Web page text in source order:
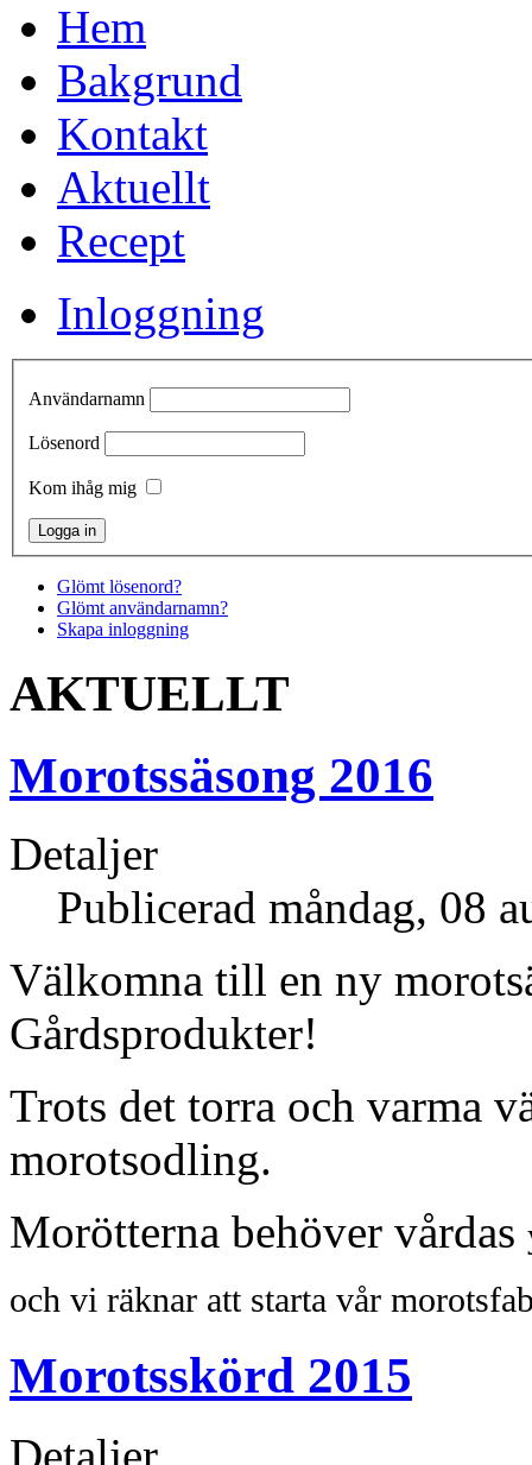
Hem
Bakgrund
Kontakt
Aktuellt
Recept
Inloggning
Användarnamn
Lösenord
Kom ihåg mig
Glömt lösenord?
Glömt användarnamn?
Skapa inloggning
AKTUELLT
Morotssäsong 2016
Detaljer
Publicerad måndag, 08
Välkomna till en ny
Gårdsprodukter!
Trots det torra och varma
morotsodling.
Morötterna behöver vårdas
och vi räknar att starta vår
Morotsskörd 2015